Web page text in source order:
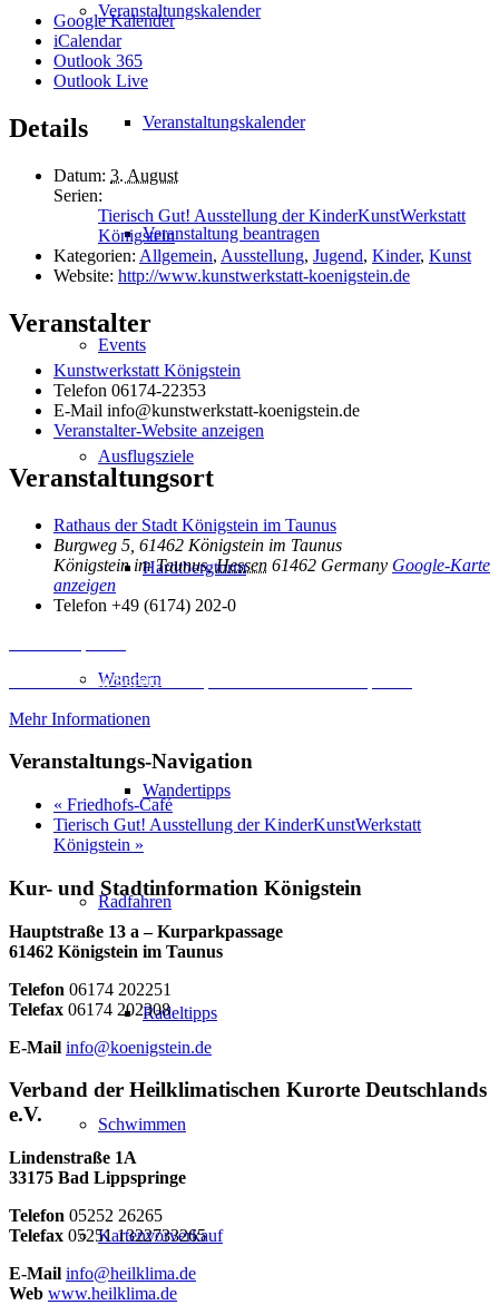
Veranstaltungskalender
Veranstaltungskalender
Veranstaltung beantragen
Events
Ausflugsziele
Hardtbergturm
Wandern
Wandertipps
Radfahren
Radeltipps
Schwimmen
Kartenvorverkauf
Google Kalender
iCalendar
Outlook 365
Outlook Live
Details
Datum: 3. August
Serien:
Tierisch Gut! Ausstellung der KinderKunstWerkstatt
Königstein
Kategorien: Allgemein, Ausstellung, Jugend, Kinder, Kunst
Website: http://www.kunstwerkstatt-koenigstein.de
Veranstalter
Kunstwerkstatt Königstein
Telefon 06174-22353
E-Mail info@kunstwerkstatt-koenigstein.de
Veranstalter-Website anzeigen
Veranstaltungsort
Rathaus der Stadt Königstein im Taunus
Burgweg 5, 61462 Königstein im Taunus
Königstein im Taunus, Hessen 61462 Germany Google-Karte
anzeigen
Telefon +49 (6174) 202-0
Erforderlichen Service akzeptieren und Inhalte entsperren
Mehr Informationen
Veranstaltungs-Navigation
« Friedhofs-Café
Tierisch Gut! Ausstellung der KinderKunstWerkstatt
Königstein »
Kur- und Stadtinformation Königstein
Hauptstraße 13 a – Kurparkpassage
61462 Königstein im Taunus
Telefon 06174 202251
Telefax 06174 202308
E-Mail info@koenigstein.de
Verband der Heilklimatischen Kurorte Deutschlands
e.V.
Lindenstraße 1A
33175 Bad Lippspringe
Telefon 05252 26265
Telefax 05251 1322733265
E-Mail info@heilklima.de
Web www.heilklima.de